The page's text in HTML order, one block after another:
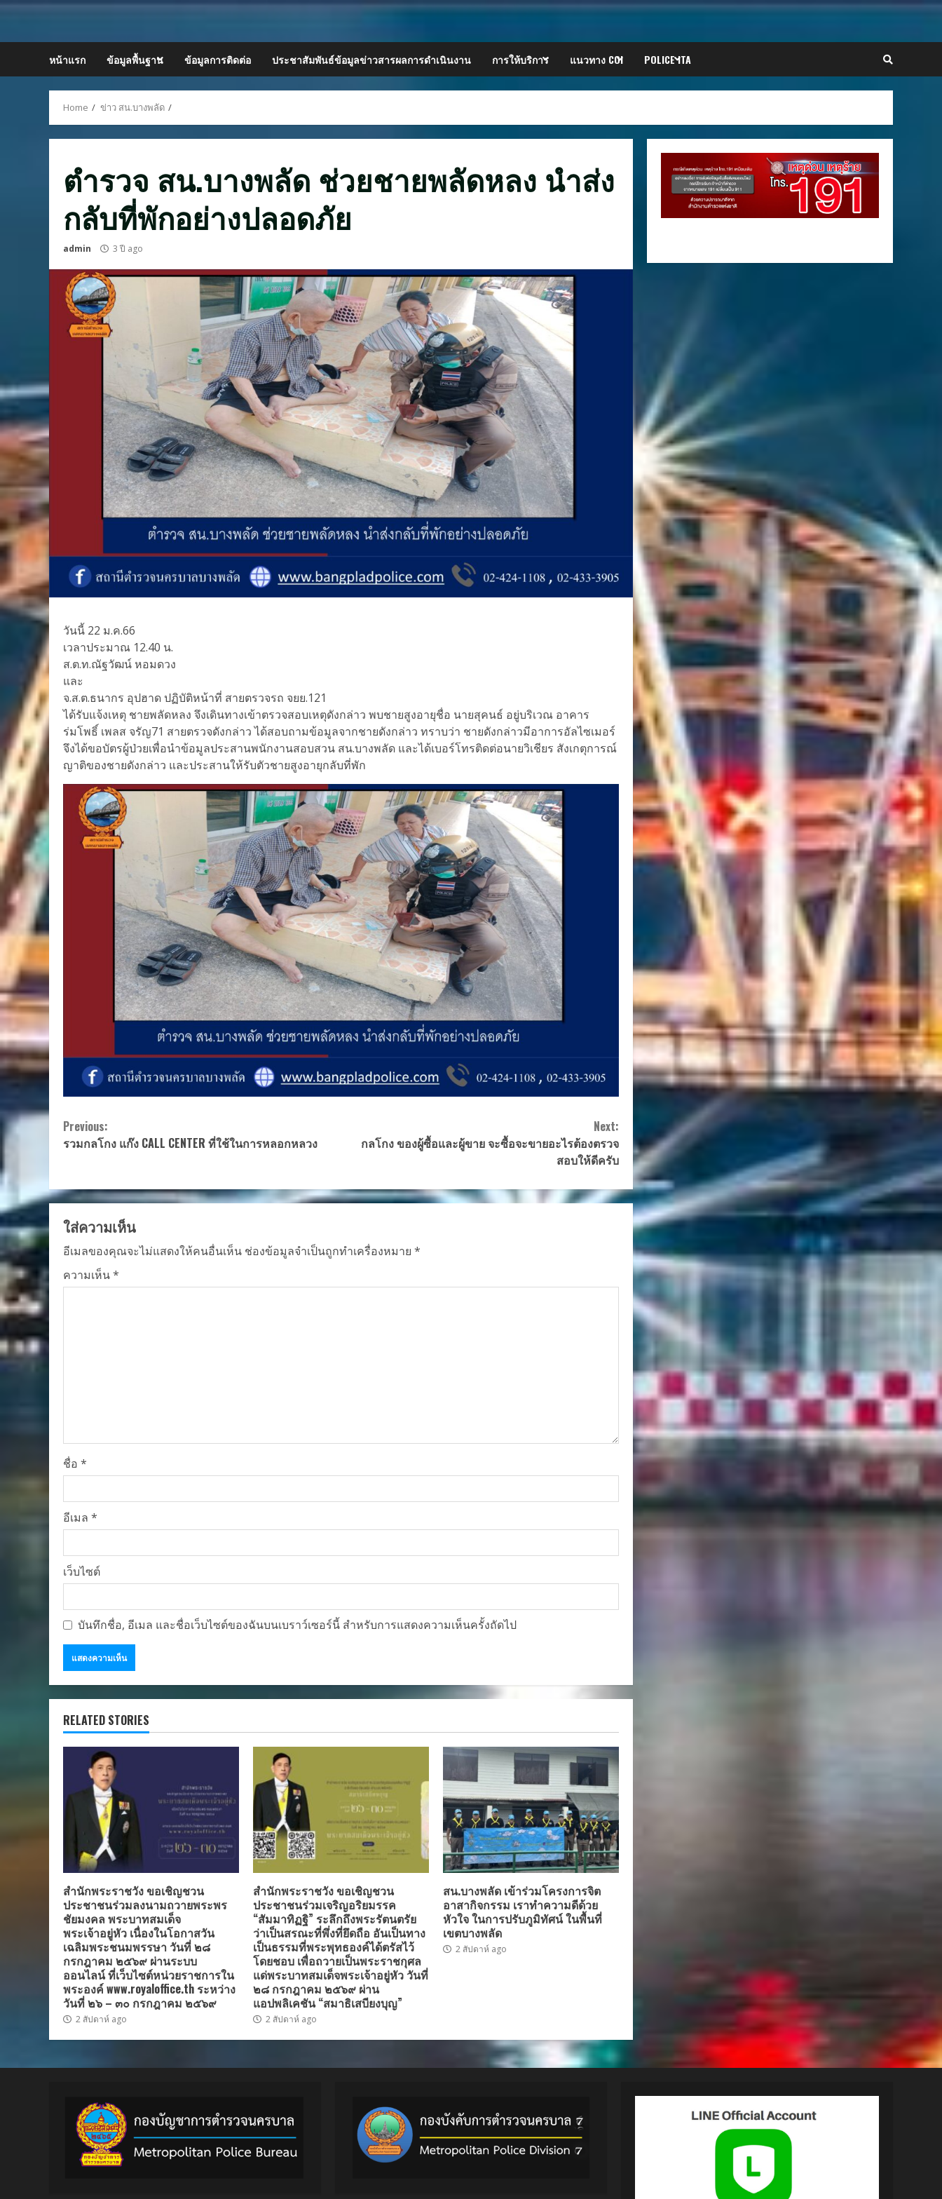
Skip
content
หน้าแรก ข้อมูลพื้นฐาน ข้อมูลการติดต่อ ประชาสัมพันธ์ข้อมูลข่าวสารผลการดำเนินงาน การให้บริการ แนวทาง COI POLICE ITA
Home ข่าว สน.บางพลัด
ตำรวจ สน.บางพลัด ช่วยชายพลัดหลง นำส่ง
กลับที่พักอย่างปลอดภัย
admin 3 ปี ago
วันนี้ 22 ม.ค.66
เวลาประมาณ 12.40 น.
ส.ต.ท.ณัฐวัฒน์ หอมดวง
และ
จ.ส.ต.ธนากร อุปฮาด ปฏิบัติหน้าที่ สายตรวจรถ จยย.121
ได้รับแจ้งเหตุ ชายพลัดหลง จึงเดินทางเข้าตรวจสอบเหตุดังกล่าว พบชายสูงอายุชื่อ นายสุคนธ์ อยู่บริเวณ อาคาร
ร่มโพธิ์ เพลส จรัญ71 สายตรวจดังกล่าว ได้สอบถามข้อมูลจากชายดังกล่าว ทราบว่า ชายดังกล่าวมีอาการอัลไซเมอร์
จึงได้ขอบัตรผู้ป่วยเพื่อนำข้อมูลประสานพนักงานสอบสวน สน.บางพลัด และได้เบอร์โทรติดต่อนายวิเชียร สังเกตุการณ์
ญาติของชายดังกล่าว และประสานให้รับตัวชายสูงอายุกลับที่พัก
Continue
Reading
Previous:
รวมกลโกง แก๊ง CALL CENTER ที่ใช้ในการหลอกหลวง
Next:
กลโกง ของผู้ซื้อและผู้ขาย จะซื้อจะขายอะไรต้องตรวจ
สอบให้ดีครับ
ใส่ความเห็น
อีเมลของคุณจะไม่แสดงให้คนอื่นเห็น ช่องข้อมูลจำเป็นถูกทำเครื่องหมาย *
ความเห็น*
ชื่อ *
อีเมล *
เว็บไซต์
บันทึกชื่อ, อีเมล และชื่อเว็บไซต์ของฉันบนเบราว์เซอร์นี้ สำหรับการแสดงความเห็นครั้งถัดไป
RELATED STORIES
สำนักพระราชวัง ขอเชิญชวน
ประชาชนร่วมลงนามถวายพระพร
ชัยมงคล พระบาทสมเด็จ
พระเจ้าอยู่หัว เนื่องในโอกาสวัน
เฉลิมพระชนมพรรษา วันที่ ๒๘
กรกฎาคม ๒๕๖๙ ผ่านระบบ
ออนไลน์ ที่เว็บไซต์หน่วยราชการใน
พระองค์ www.royaloffice.th ระหว่าง
วันที่ ๒๖ – ๓๐ กรกฎาคม ๒๕๖๙
2 สัปดาห์ ago
สำนักพระราชวัง ขอเชิญชวน
ประชาชนร่วมเจริญอริยมรรค
“สัมมาทิฏฐิ” ระลึกถึงพระรัตนตรัย
ว่าเป็นสรณะที่พึ่งที่ยึดถือ อันเป็นทาง
เป็นธรรมที่พระพุทธองค์ได้ตรัสไว้
โดยชอบ เพื่อถวายเป็นพระราชกุศล
แด่พระบาทสมเด็จพระเจ้าอยู่หัว วันที่
๒๘ กรกฎาคม ๒๕๖๙ ผ่าน
แอปพลิเคชัน “สมาธิเสบียงบุญ”
2 สัปดาห์ ago
สน.บางพลัด เข้าร่วมโครงการจิต
อาสากิจกรรม เราทำความดีด้วย
หัวใจ ในการปรับภูมิทัศน์ ในพื้นที่
เขตบางพลัด
2 สัปดาห์ ago